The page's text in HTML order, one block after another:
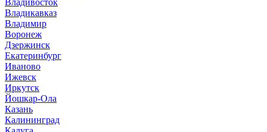
Владивосток
Владикавказ
Владимир
Воронеж
Дзержинск
Екатеринбург
Иваново
Ижевск
Иркутск
Йошкар-Ола
Казань
Калининград